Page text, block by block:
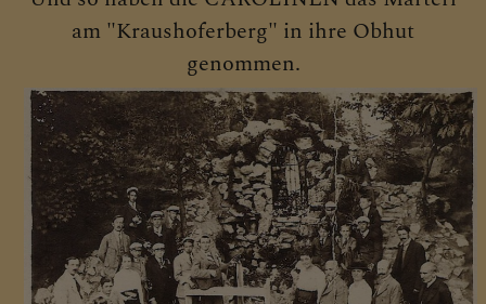
am "Kraushoferberg" in ihre Obhut
genommen.